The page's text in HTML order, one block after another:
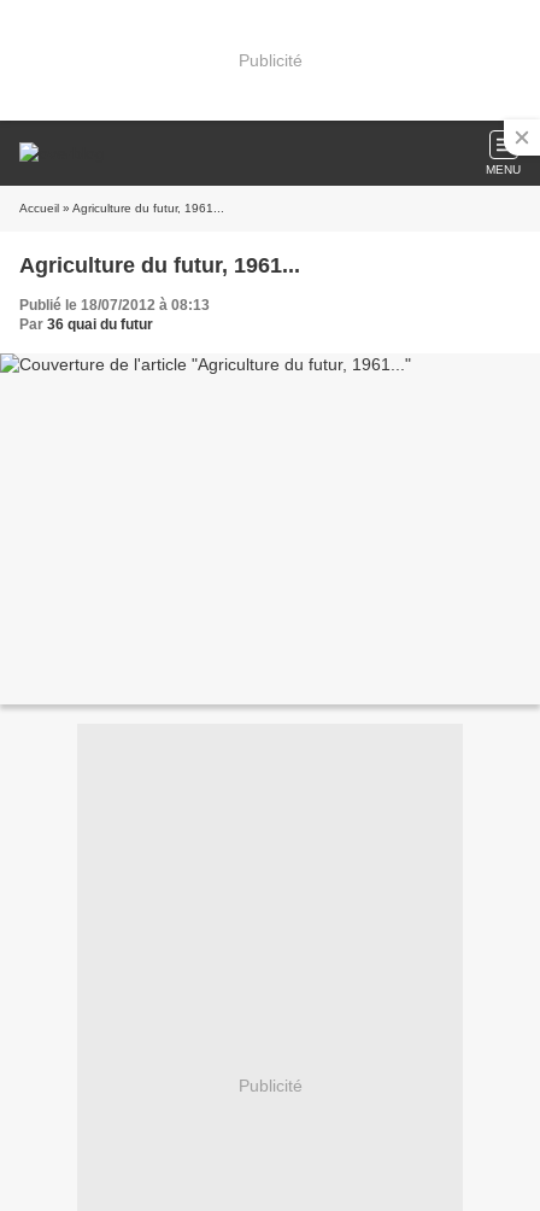
Publicité
MENU
Accueil » Agriculture du futur, 1961...
Agriculture du futur, 1961...
Publié le 18/07/2012 à 08:13
Par 36 quai du futur
Publicité